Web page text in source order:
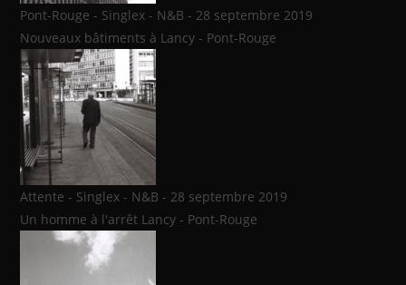
Pont-Rouge - Singlex - N&B - 28 septembre 2019
Nouveaux bâtiments à Lancy - Pont-Rouge
Attente - Singlex - N&B - 28 septembre 2019
Un homme à l'arrêt Lancy - Pont-Rouge